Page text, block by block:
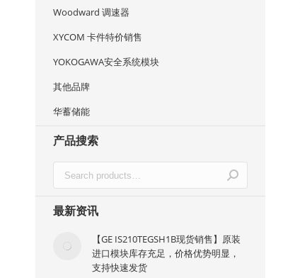
Woodward 调速器
XYCOM 卡件特价销售
YOKOGAWA安全系统模块
其他品牌
华蓄储能
产品搜索
最新资讯
【GE IS210TEGSH1B现货销售】原装
进口模块库存充足，价格优势明显，
支持快速发货